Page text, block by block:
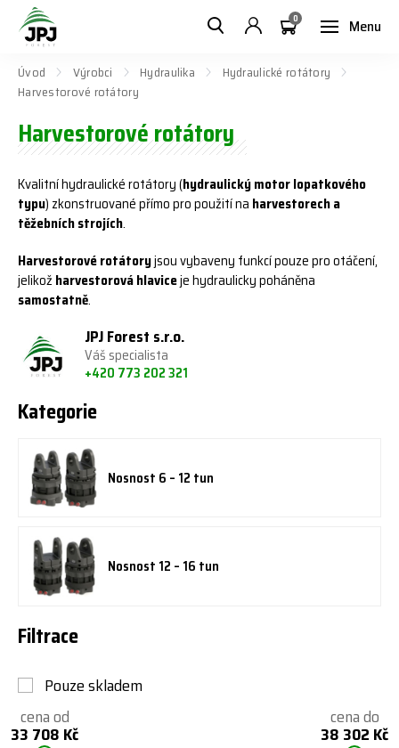
Menu
0
Úvod Výrobci Hydraulika
Hydraulické rotátory
Harvestorové rotátory
Harvestorové rotátory
Kvalitní hydraulické rotátory (hydraulický motor lopatkového
typu) zkonstruované přímo pro použití na harvestorech a
těžebních strojích.
Harvestorové rotátoryjsou vybaveny funkcí pouze pro otáčení,
jelikož harvestorová hlaviceje hydraulicky poháněna
samostatně.
JPJ Forest s.r.o.
Váš specialista
+420 773 202 321
Kategorie
Nosnost 6 – 12 tun
Nosnost 12 – 16 tun
Filtrace
Pouze skladem
cena od
33 708 Kč
cena do
38 302 Kč